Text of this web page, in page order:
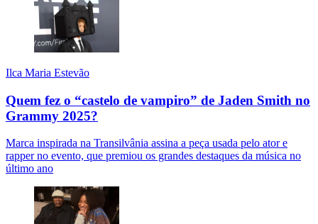
Ilca Maria Estevão
Quem fez o “castelo de vampiro” de Jaden Smith no
Grammy 2025?
Marca inspirada na Transilvânia assina a peça usada pelo ator e
rapper no evento, que premiou os grandes destaques da música no
último ano